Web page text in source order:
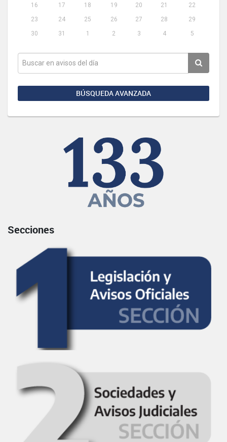
16
17 18 19 20 21
22
23
24 25 26 27 28
29
30
31 1 2 3 4 5
BÚSQUEDA AVANZADA
Secciones